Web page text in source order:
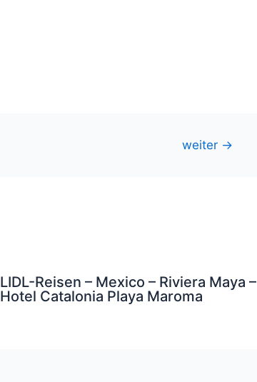
weiter →
LIDL-Reisen – Mexico – Riviera Maya –
Hotel Catalonia Playa Maroma